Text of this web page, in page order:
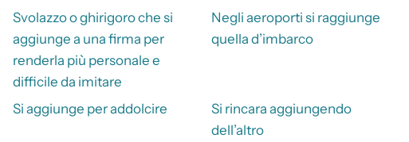
Svolazzo o ghirigoro che si
aggiunge a una firma per
renderla più personale e
difficile da imitare
Negli aeroporti si raggiunge
quella d’imbarco
Si aggiunge per addolcire
Si rincara aggiungendo
dell’altro